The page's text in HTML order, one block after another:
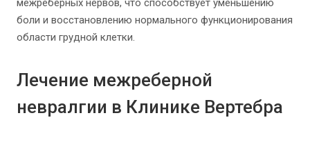
межреберных нервов, что способствует уменьшению
боли и восстановлению нормального функционирования
области грудной клетки.
Лечение межреберной
невралгии в Клинике Вертебра